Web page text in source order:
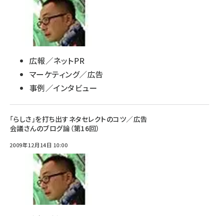
広報／ネットPR
マーケティング／広告
事例／インタビュー
「らしさ」を打ち出すネタセレクトのコツ／広告
会議さんのブログ論（第16回）
2009年12月14日 10:00